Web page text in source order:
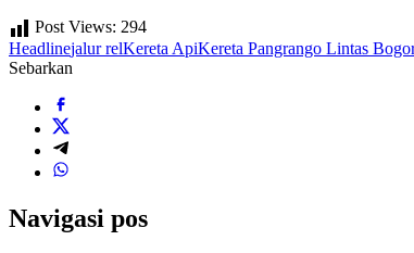
Post Views: 294
Headlinejalur relKereta ApiKereta Pangrango Lintas
Sebarkan
Navigasi pos